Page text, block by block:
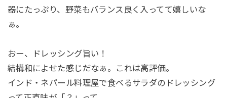
器にたっぷり、野菜もバランス良く入ってて嬉しいな
ぁ。
おー、ドレッシング旨い！
結構和によせた感じだなぁ。これは高評価。
インド・ネパール料理屋で食べるサラダのドレッシング